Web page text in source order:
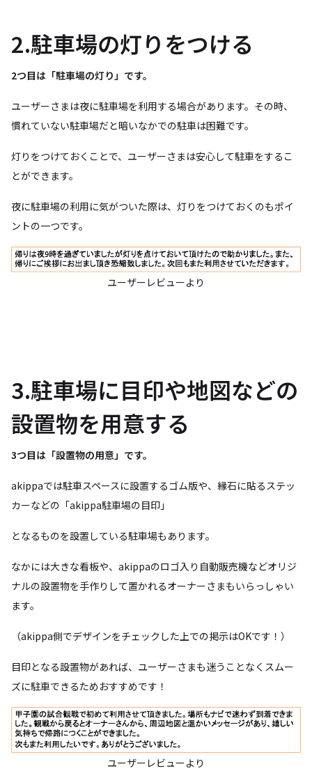
2.駐車場の灯りをつける
2つ目は「駐車場の灯り」です。
ユーザーさまは夜に駐車場を利用する場合があります。その時、
慣れていない駐車場だと暗いなかでの駐車は困難です。
灯りをつけておくことで、ユーザーさまは安心して駐車をするこ
とができます。
夜に駐車場の利用に気がついた際は、灯りをつけておくのもポイ
ントの一つです。
ユーザーレビューより
3.駐車場に目印や地図などの
設置物を用意する
3つ目は「設置物の用意」です。
akippaでは駐車スペースに設置するゴム版や、縁石に貼るステッ
カーなどの「akippa駐車場の目印」
となるものを設置している駐車場もあります。
なかには大きな看板や、akippaのロゴ入り自動販売機などオリジ
ナルの設置物を手作りして置かれるオーナーさまもいらっしゃい
ます。
（akippa側でデザインをチェックした上での掲示はOKです！）
目印となる設置物があれば、ユーザーさまも迷うことなくスムー
ズに駐車できるためおすすめです！
ユーザーレビューより